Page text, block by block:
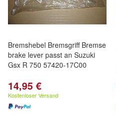
Bremshebel Bremsgriff Bremse
brake lever passt an Suzuki
Gsx R 750 57420-17C00
14,95 €
Kostenloser Versand